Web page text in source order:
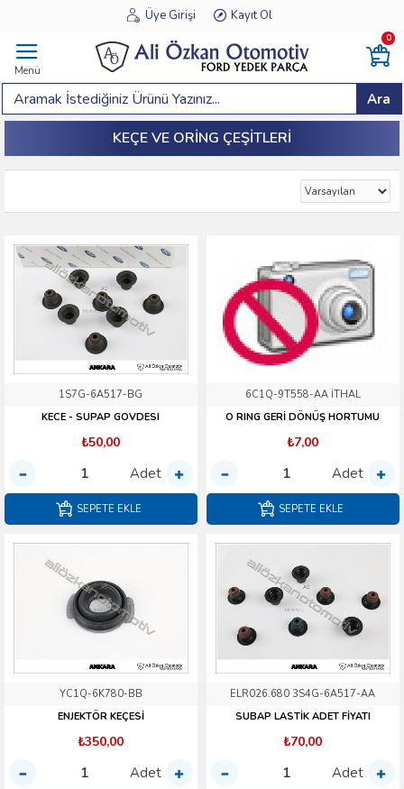
Üye Girişi Kayıt Ol
Menü
0
Ara
KEÇE VE ORING ÇEŞITLERI
1S7G-6A517-BG
KECE - SUPAP GOVDESI
₺50,00
Adet
SEPETE EKLE
6C1Q-9T558-AA İTHAL
O RING GERİ DÖNÜŞ HORTUMU
₺7,00
Adet
SEPETE EKLE
YC1Q-6K780-BB
ENJEKTÖR KEÇESİ
₺350,00
Adet
ELR026.680 3S4G-6A517-AA
SUBAP LASTİK ADET FİYATI
₺70,00
Adet